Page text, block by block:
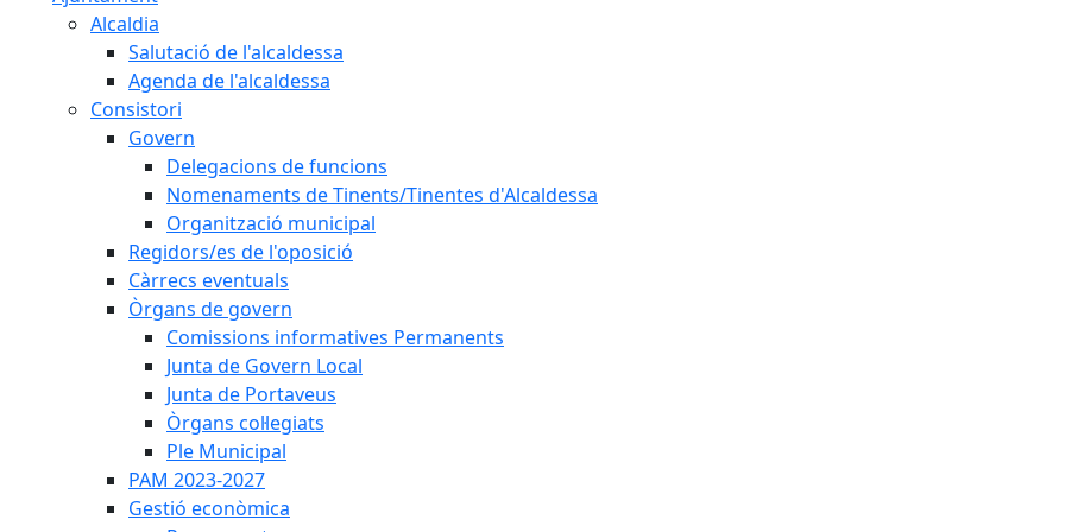
Alcaldia
Salutació de l'alcaldessa
Agenda de l'alcaldessa
Consistori
Govern
Delegacions de funcions
Nomenaments de Tinents/Tinentes d'Alcaldessa
Organització municipal
Regidors/es de l'oposició
Càrrecs eventuals
Òrgans de govern
Comissions informatives Permanents
Junta de Govern Local
Junta de Portaveus
Òrgans col·legiats
Ple Municipal
PAM 2023-2027
Gestió econòmica